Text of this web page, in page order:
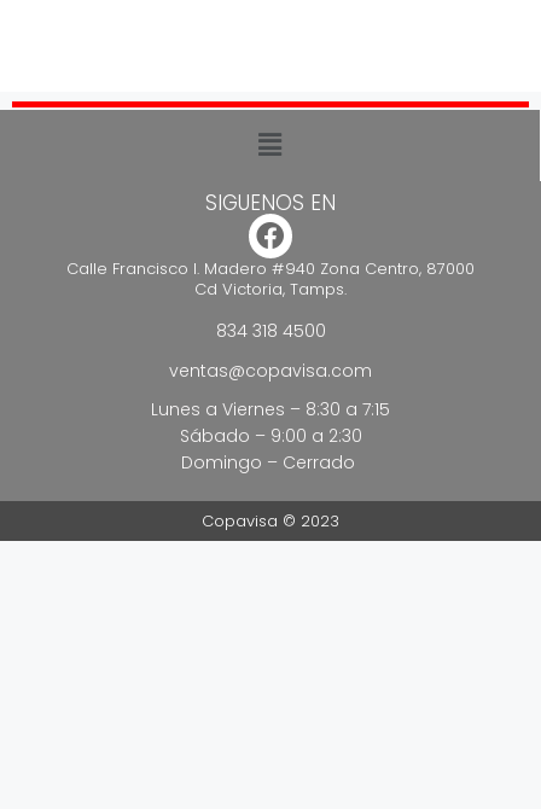
SIGUENOS EN
Calle Francisco I. Madero #940 Zona Centro, 87000
Cd Victoria, Tamps.
834 318 4500
ventas@copavisa.com
Lunes a Viernes – 8:30 a 7:15
Sábado – 9:00 a 2:30
Domingo – Cerrado
Copavisa © 2023